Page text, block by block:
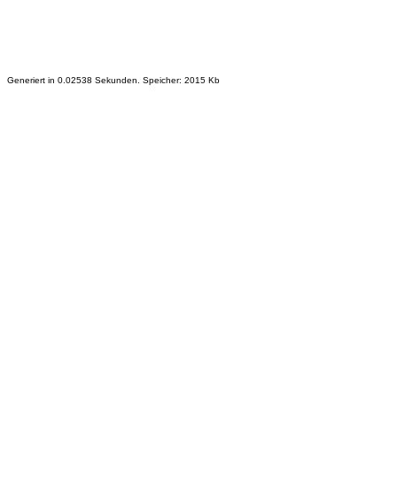
Generiert in 0.02538 Sekunden. Speicher: 2015 Kb